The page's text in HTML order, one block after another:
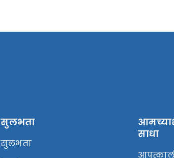
सुलभता
सुलभता
साधा